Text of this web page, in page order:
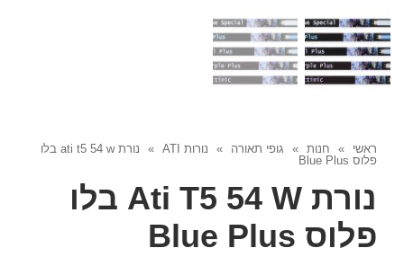
ראשי » חנות » גופי תאורה » נורות ATI »
נורת ati t5 54 w בלו
פלוס Blue Plus
נורת Ati T5 54 W בלו
פלוס Blue Plus